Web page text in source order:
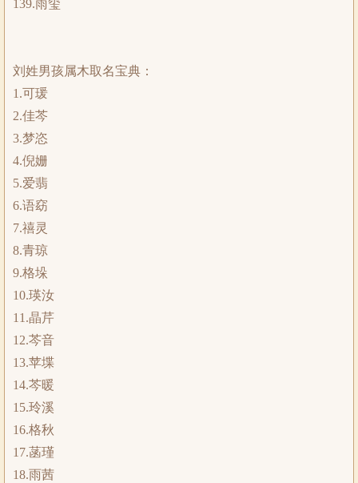
139.雨玺
刘姓男孩属木取名宝典：
1.可瑗
2.佳芩
3.梦恣
4.倪姗
5.爱翡
6.语窈
7.禧灵
8.青琼
9.格垛
10.瑛汝
11.晶芹
12.芩音
13.苹堞
14.芩暖
15.玲溪
16.格秋
17.菡瑾
18.雨茜